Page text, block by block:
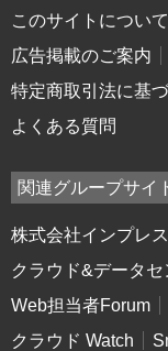
このサイトについて
広告掲載のご案内
特定商取引法に基
よくある質問
関連グループサイ
株式会社インプレス
クラウド&データ
Web担当者Forum
クラウド Watch